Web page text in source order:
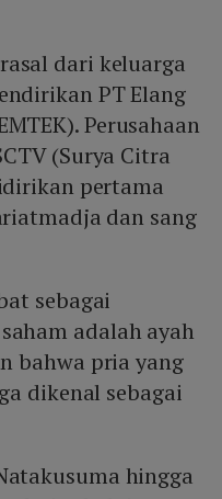
dari keluarga
PT Elang
Perusahaan
(Surya Citra
pertama
dan sang
sebagai
adalah ayah
bahwa pria yang
dikenal sebagai
hingga